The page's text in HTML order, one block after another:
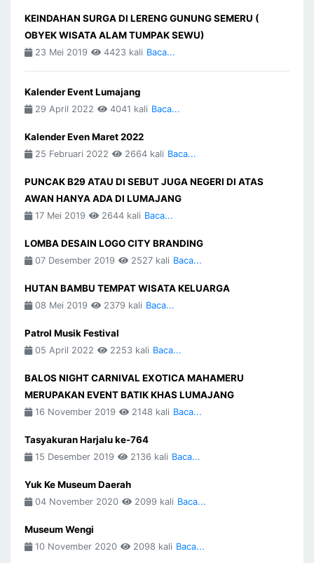
KEINDAHAN SURGA DI LERENG GUNUNG SEMERU (
OBYEK WISATA ALAM TUMPAK SEWU)
23 Mei 2019 4423 kali Baca...
Kalender Event Lumajang
29 April 2022 4041 kali Baca...
Kalender Even Maret 2022
25 Februari 2022 2664 kali Baca...
PUNCAK B29 ATAU DI SEBUT JUGA NEGERI DI ATAS
AWAN HANYA ADA DI LUMAJANG
17 Mei 2019 2644 kali Baca...
LOMBA DESAIN LOGO CITY BRANDING
07 Desember 2019 2527 kali Baca...
HUTAN BAMBU TEMPAT WISATA KELUARGA
08 Mei 2019 2379 kali Baca...
Patrol Musik Festival
05 April 2022 2253 kali Baca...
BALOS NIGHT CARNIVAL EXOTICA MAHAMERU
MERUPAKAN EVENT BATIK KHAS LUMAJANG
16 November 2019 2148 kali Baca...
Tasyakuran Harjalu ke-764
15 Desember 2019 2136 kali Baca...
Yuk Ke Museum Daerah
04 November 2020 2099 kali Baca...
Museum Wengi
10 November 2020 2098 kali Baca...